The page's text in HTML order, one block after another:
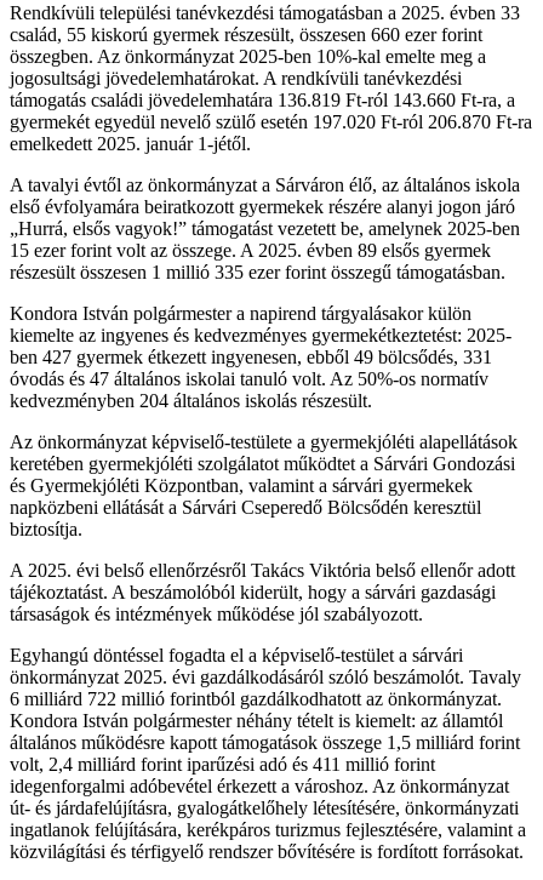
Rendkívüli települési tanévkezdési támogatásban a 2025. évben 33
család, 55 kiskorú gyermek részesült, összesen 660 ezer forint
összegben. Az önkormányzat 2025-ben 10%-kal emelte meg a
jogosultsági jövedelemhatárokat. A rendkívüli tanévkezdési
támogatás családi jövedelemhatára 136.819 Ft-ról 143.660 Ft-ra, a
gyermekét egyedül nevelő szülő esetén 197.020 Ft-ról 206.870 Ft-ra
emelkedett 2025. január 1-jétől.
A tavalyi évtől az önkormányzat a Sárváron élő, az általános iskola
első évfolyamára beiratkozott gyermekek részére alanyi jogon járó
„Hurrá, elsős vagyok!” támogatást vezetett be, amelynek 2025-ben
15 ezer forint volt az összege. A 2025. évben 89 elsős gyermek
részesült összesen 1 millió 335 ezer forint összegű támogatásban.
Kondora István polgármester a napirend tárgyalásakor külön
kiemelte az ingyenes és kedvezményes gyermekétkeztetést: 2025-
ben 427 gyermek étkezett ingyenesen, ebből 49 bölcsődés, 331
óvodás és 47 általános iskolai tanuló volt. Az 50%-os normatív
kedvezményben 204 általános iskolás részesült.
Az önkormányzat képviselő-testülete a gyermekjóléti alapellátások
keretében gyermekjóléti szolgálatot működtet a Sárvári Gondozási
és Gyermekjóléti Központban, valamint a sárvári gyermekek
napközbeni ellátását a Sárvári Cseperedő Bölcsődén keresztül
biztosítja.
A 2025. évi belső ellenőrzésről Takács Viktória belső ellenőr adott
tájékoztatást. A beszámolóból kiderült, hogy a sárvári gazdasági
társaságok és intézmények működése jól szabályozott.
Egyhangú döntéssel fogadta el a képviselő-testület a sárvári
önkormányzat 2025. évi gazdálkodásáról szóló beszámolót. Tavaly
6 milliárd 722 millió forintból gazdálkodhatott az önkormányzat.
Kondora István polgármester néhány tételt is kiemelt: az államtól
általános működésre kapott támogatások összege 1,5 milliárd forint
volt, 2,4 milliárd forint iparűzési adó és 411 millió forint
idegenforgalmi adóbevétel érkezett a városhoz. Az önkormányzat
út- és járdafelújításra, gyalogátkelőhely létesítésére, önkormányzati
ingatlanok felújítására, kerékpáros turizmus fejlesztésére, valamint a
közvilágítási és térfigyelő rendszer bővítésére is fordított forrásokat.